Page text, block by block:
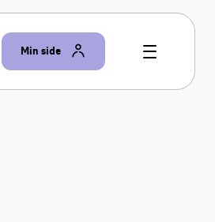
Min side